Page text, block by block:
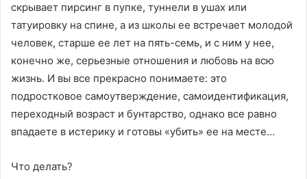
скрывает пирсинг в пупке, туннели в ушах или
татуировку на спине, а из школы ее встречает молодой
человек, старше ее лет на пять-семь, и с ним у нее,
конечно же, серьезные отношения и любовь на всю
жизнь. И вы все прекрасно понимаете: это
подростковое самоутверждение, самоидентификация,
переходный возраст и бунтарство, однако все равно
впадаете в истерику и готовы «убить» ее на месте…
Что делать?